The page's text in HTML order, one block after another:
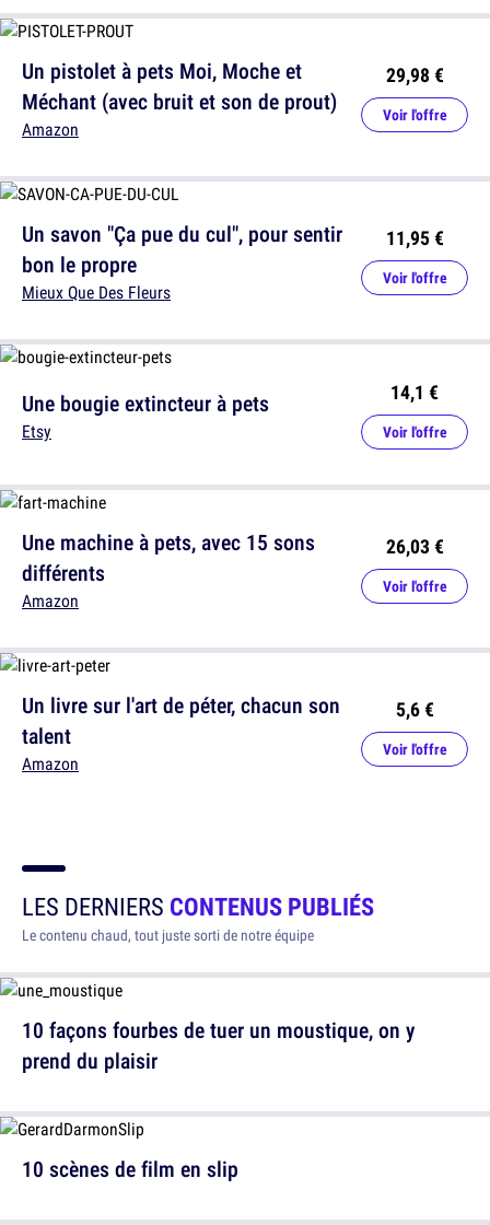
Un pistolet à pets Moi, Moche et
Méchant (avec bruit et son de prout)
Amazon
29,98 €
Voir l'offre
Une bougie extincteur à pets
Etsy
14,1 €
Voir l'offre
Un livre sur l'art de péter, chacun son
talent
Amazon
5,6 €
Voir l'offre
Un savon "Ça pue du cul", pour sentir
bon le propre
Mieux Que Des Fleurs
11,95 €
Voir l'offre
Une machine à pets, avec 15 sons
différents
Amazon
26,03 €
Voir l'offre
LES DERNIERS CONTENUS PUBLIÉS
Le contenu chaud, tout juste sorti de notre équipe
10 façons fourbes de tuer un moustique, on y
prend du plaisir
10 scènes de film en slip